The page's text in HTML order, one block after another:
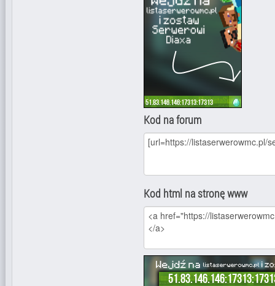
Kod na forum
Kod html na stronę www